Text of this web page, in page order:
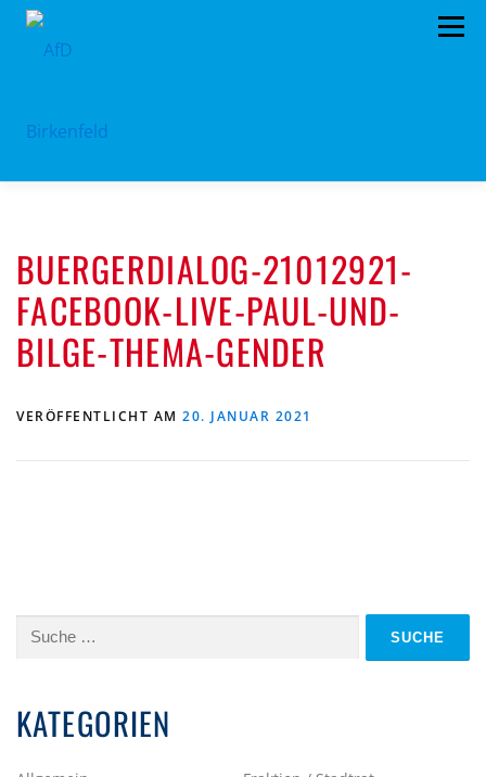
Zum
Menü
AKTUELLES TERMINE MITMACHEN!
KONTAKT
BUERGERDIALOG-21012921-
FACEBOOK-LIVE-PAUL-UND-
BILGE-THEMA-GENDER
VERÖFFENTLICHT AM 20. JANUAR 2021
Suche
KATEGORIEN